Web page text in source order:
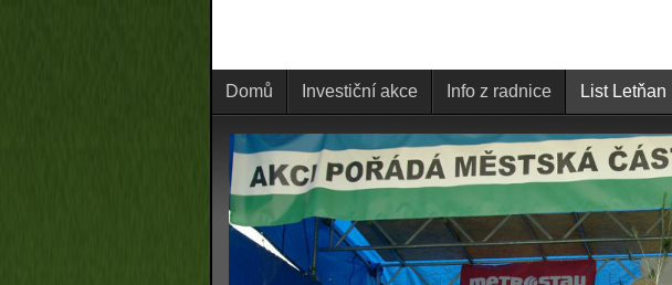
Domů Investiční akce Info z radnice List Letňan